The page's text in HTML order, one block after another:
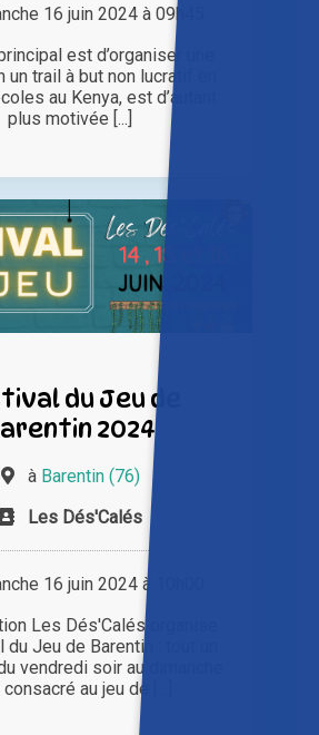
16 juin 2024 à 09h45
est d’organiser une
un trail à but non lucratif en
au Kenya, est d’autant
plus motivée [...]
du Jeu de
2024
à Barentin (76)
Les Dés'Calés
16 juin 2024 à 10h00
Les Dés'Calés organise
du Jeu de Barentin : tout un
vendredi soir au dimanche
au jeu de [...]